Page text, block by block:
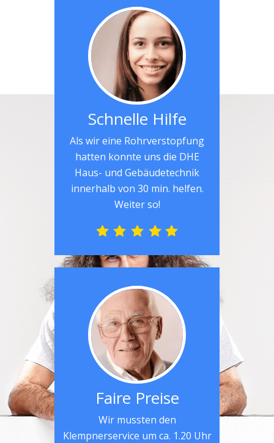
Schnelle Hilfe
Als wir eine Rohrverstopfung
hatten konnte uns die DHE
Haus- und Gebäudetechnik
innerhalb von 30 min. helfen.
Weiter so!
Faire Preise
Wir mussten den
Klempnerservice um ca. 1.20 Uhr